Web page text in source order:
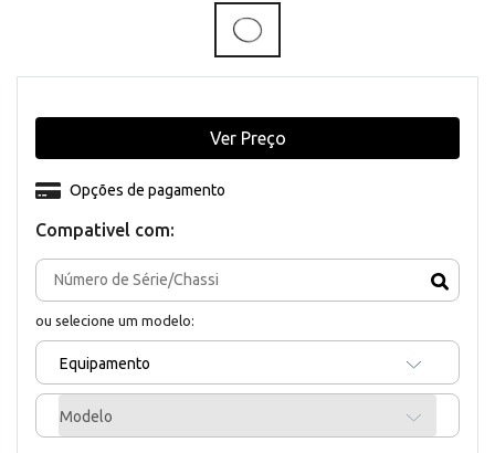
Compativel com:
ou selecione um modelo:
Equipamento
Modelo
Opções de pagamento
Ver Preço